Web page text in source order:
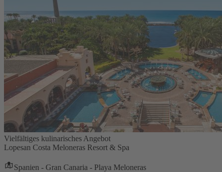
Vielfältiges kulinarisches Angebot
Lopesan Costa Meloneras Resort & Spa
Spanien - Gran Canaria - Playa Meloneras